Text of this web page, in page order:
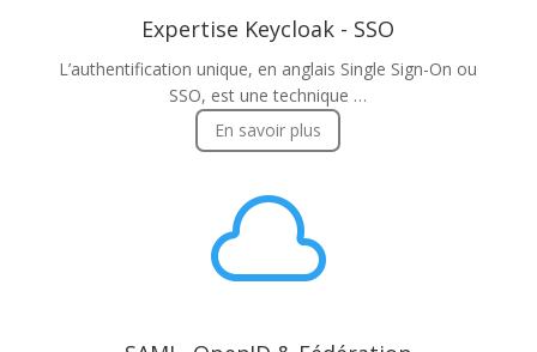
Expertise Keycloak - SSO
L’authentification unique, en anglais Single Sign-On ou
SSO, est une technique …
En savoir plus
